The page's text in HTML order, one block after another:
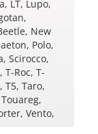
LT, Lupo,
New
Polo,
Scirocco,
T-Roc, T-
T5, Taro,
Vento,